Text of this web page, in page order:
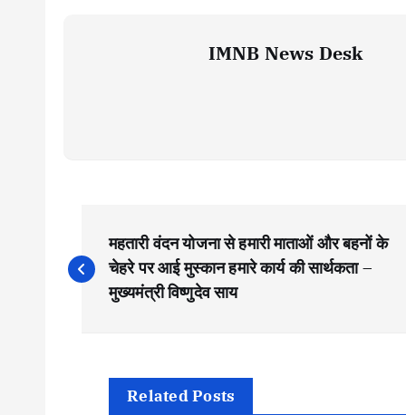
IMNB News Desk
o
महतारी वंदन योजना से हमारी माताओं और बहनों के
चेहरे पर आई मुस्कान हमारे कार्य की सार्थकता –
मुख्यमंत्री विष्णुदेव साय
Related Posts